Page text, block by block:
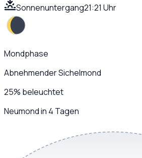
Sonnenuntergang21:21 Uhr
Mondphase
Abnehmender Sichelmond
25% beleuchtet
Neumond in 4 Tagen